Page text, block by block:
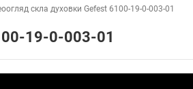
скла духовки Gefest 6100-19-0-003-01
19-0-003-01